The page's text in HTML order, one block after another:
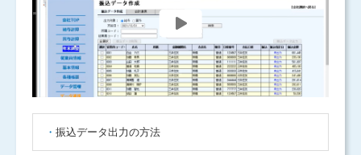
振込データ出力の方法